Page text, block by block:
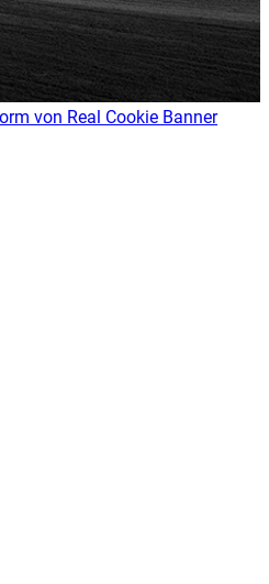
von Real Cookie Banner